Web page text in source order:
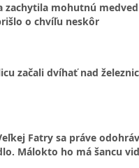
zachytila mohutnú
o chvíľu neskôr
začali dvíhať nad
Fatry sa práve
Málokto ho má šancu